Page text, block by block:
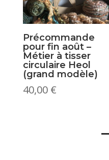
Précommande
pour fin août –
Métier à tisser
circulaire Heol
(grand modèle)
40,00 €